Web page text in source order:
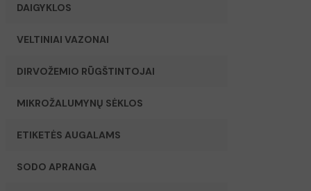
DAIGYKLOS
VELTINIAI VAZONAI
DIRVOŽEMIO RŪGŠTINTOJAI
MIKROŽALUMYNŲ SĖKLOS
ETIKETĖS AUGALAMS
SODO APRANGA